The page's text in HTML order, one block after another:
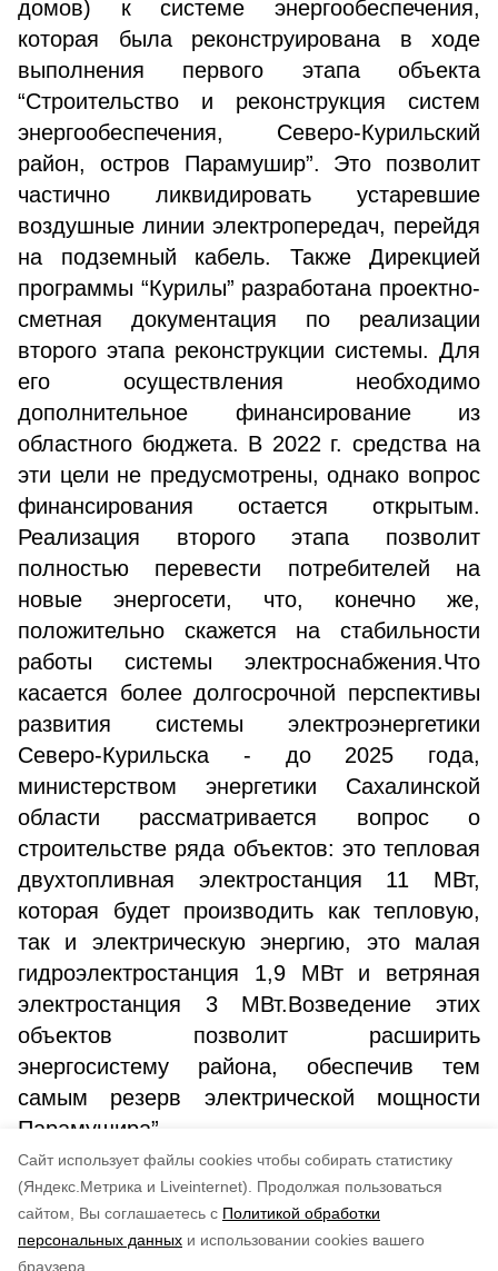
Cайт использует файлы cookies чтобы собирать статистику
(Яндекс.Метрика и Liveinternet).
Продолжая пользоваться
сайтом, Вы соглашаетесь с Политикой обработки
персональных данных и использовании cookies вашего
браузера.
домов) к системе энергообеспечения,
которая была реконструирована в ходе
выполнения первого этапа объекта
“Строительство и реконструкция систем
энергообеспечения, Северо-Курильский
район, остров Парамушир”. Это позволит
частично ликвидировать устаревшие
воздушные линии электропередач, перейдя
на подземный кабель. Также Дирекцией
программы “Курилы” разработана проектно-
сметная документация по реализации
второго этапа реконструкции системы. Для
его осуществления необходимо
дополнительное финансирование из
областного бюджета. В 2022 г. средства на
эти цели не предусмотрены, однако вопрос
финансирования остается открытым.
Реализация второго этапа позволит
полностью перевести потребителей на
новые энергосети, что, конечно же,
положительно скажется на стабильности
работы системы электроснабжения.Что
касается более долгосрочной перспективы
развития системы электроэнергетики
Северо-Курильска - до 2025 года,
министерством энергетики Сахалинской
области рассматривается вопрос о
строительстве ряда объектов: это тепловая
двухтопливная электростанция 11 МВт,
которая будет производить как тепловую,
так и электрическую энергию, это малая
гидроэлектростанция 1,9 МВт и ветряная
электростанция 3 МВт.Возведение этих
объектов позволит расширить
энергосистему района, обеспечив тем
самым резерв электрической мощности
Парамушира”.
Авторы: Яна Бородина
по оценке